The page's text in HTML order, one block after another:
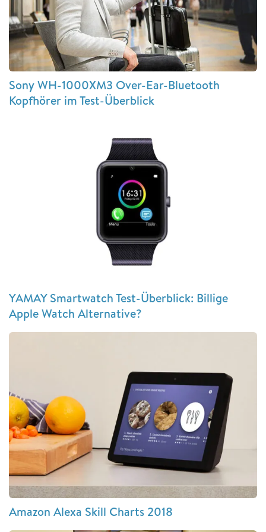
Sony WH-1000XM3 Over-Ear-Bluetooth
Kopfhörer im Test-Überblick
YAMAY Smartwatch Test-Überblick: Billige
Apple Watch Alternative?
Amazon Alexa Skill Charts 2018